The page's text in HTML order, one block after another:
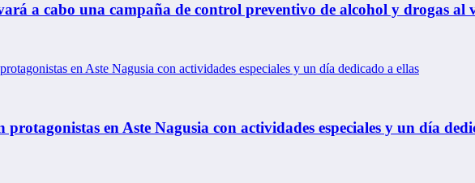
a cabo una campaña de control preventivo de alcohol y drogas al
protagonistas en Aste Nagusia con actividades especiales y un día